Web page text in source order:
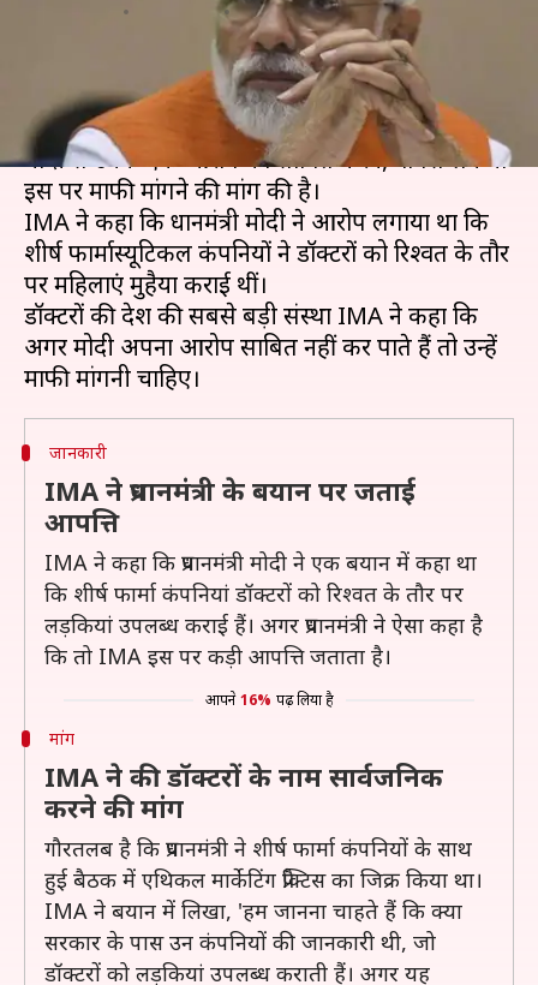
06:07 pm
इंडियन मेडिकल एसोसिएशन (IMA) ने प्रधानमंत्री नरेंद्र
मोदी से उनके एक आरोप को साबित करने, वापस लेने या
इस पर माफी मांगने की मांग की है।
IMA ने कहा कि प्रधानमंत्री मोदी ने आरोप लगाया था कि
शीर्ष फार्मास्यूटिकल कंपनियों ने डॉक्टरों को रिश्वत के तौर
पर महिलाएं मुहैया कराई थीं।
डॉक्टरों की देश की सबसे बड़ी संस्था IMA ने कहा कि
अगर मोदी अपना आरोप साबित नहीं कर पाते हैं तो उन्हें
जानकारी
IMA ने प्रधानमंत्री के बयान पर जताई
आपत्ति
IMA ने कहा कि प्रधानमंत्री मोदी ने एक बयान में कहा था
कि शीर्ष फार्मा कंपनियां डॉक्टरों को रिश्वत के तौर पर
लड़कियां उपलब्ध कराई हैं। अगर प्रधानमंत्री ने ऐसा कहा है
कि तो IMA इस पर कड़ी आपत्ति जताता है।
आपने 16% पढ़ लिया है
मांग
IMA ने की डॉक्टरों के नाम सार्वजनिक
करने की मांग
गौरतलब है कि प्रधानमंत्री ने शीर्ष फार्मा कंपनियों के साथ
हुई बैठक में एथिकल मार्केटिंग प्रैक्टिस का जिक्र किया था।
IMA ने बयान में लिखा, 'हम जानना चाहते हैं कि क्या
सरकार के पास उन कंपनियों की जानकारी थी, जो
डॉक्टरों को लड़कियां उपलब्ध कराती हैं। अगर यह